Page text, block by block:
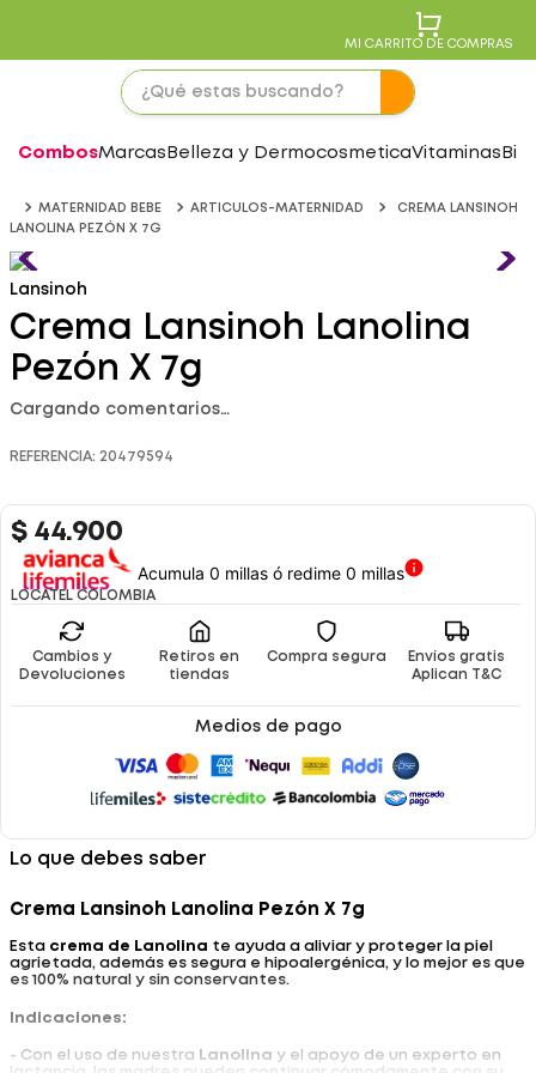
MI CARRITO DE COMPRAS
CombosMarcas Belleza y DermocosmeticaVitaminas
MATERNIDAD BEBE ARTICULOS-MATERNIDAD
CREMA LANSINOH
LANOLINA PEZÓN X 7G
Lansinoh
Crema Lansinoh Lanolina
Pezón X 7g
Cargando comentarios…
REFERENCIA: 20479594
$ 44.900
Acumula 0 millas ó redime 0 millas
LOCATEL COLOMBIA
Cambios y
Devoluciones
Retiros en
tiendas
Compra segura
Envíos gratis
Aplican T&C
Medios de pago
Lo que debes saber
Crema Lansinoh Lanolina Pezón X 7g
Esta crema de Lanolina te ayuda a aliviar y proteger la piel
agrietada, además es segura e hipoalergénica, y lo mejor es que
es 100% natural y sin conservantes.
Indicaciones:
- Con el uso de nuestra Lanolina y el apoyo de un experto en